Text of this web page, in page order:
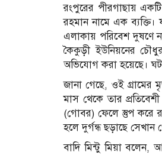
রংপুরের পীরগাছায়
রহমান নামে এক ব্যক্তি।
এলাকায় পরিবেশ দুষণে
কৈকুড়ী ইউনিয়নের
অভিযোগ করা হয়েছে।
জানা গেছে, ওই
মাস থেকে তার
(গোবর) ফেলে স্তুপ করে
হলে দুর্গন্ধ ছড়াছে
বাদি মিন্টু মিয়া